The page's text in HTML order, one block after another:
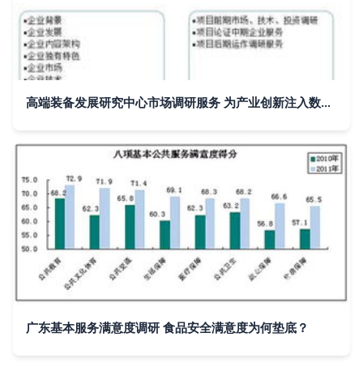
高端装备发展研究中心市场调研服务 为产业创新注入数据驱动力
广东基本服务满意度调研 食品安全满意度为何垫底？